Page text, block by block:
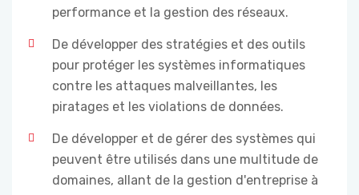
performance et la gestion des réseaux.
De développer des stratégies et des outils
pour protéger les systèmes informatiques
contre les attaques malveillantes, les
piratages et les violations de données.
De développer et de gérer des systèmes qui
peuvent être utilisés dans une multitude de
domaines, allant de la gestion d'entreprise à